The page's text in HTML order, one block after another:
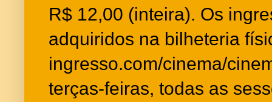
R$ 12,00 (inteira). Os
adquiridos na bilheteria
ingresso.com/cinema/
terças-feiras, todas as